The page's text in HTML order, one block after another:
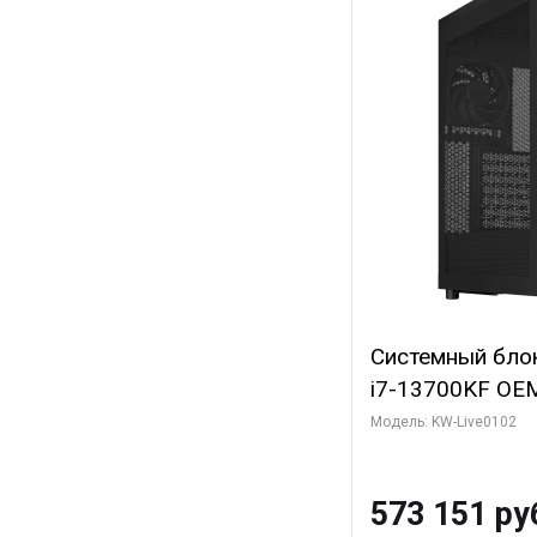
Системный
i7-13700KF
7, C16 8EC/
Turbo/ 960 ГБ
Модель: KW-Live0102
573 151